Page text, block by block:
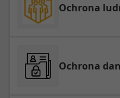
Ochrona
Ochrona